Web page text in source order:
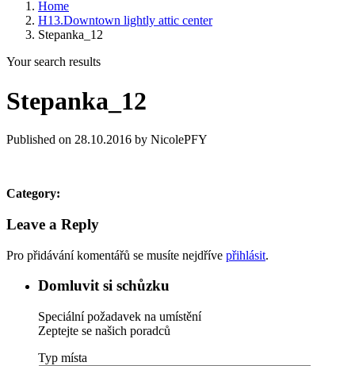
Home
H13.Downtown lightly attic center
Stepanka_12
Your search results
Stepanka_12
Published on 28.10.2016 by NicolePFY
Category:
Leave a Reply
Pro přidávání komentářů se musíte nejdříve přihlásit.
Domluvit si schůzku
Speciální požadavek na umístění
Zeptejte se našich poradců
Typ místa